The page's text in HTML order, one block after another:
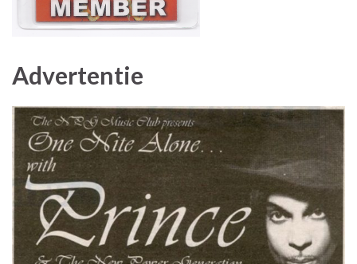
Advertentie